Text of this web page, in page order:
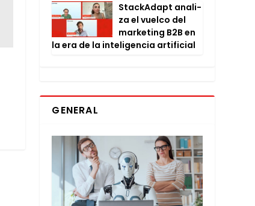
Stac­kA­dapt ana­li­
za el vuel­co del
mar­ke­ting B2B en
la era de la inte­li­gen­cia arti­fi­cial
GENERAL